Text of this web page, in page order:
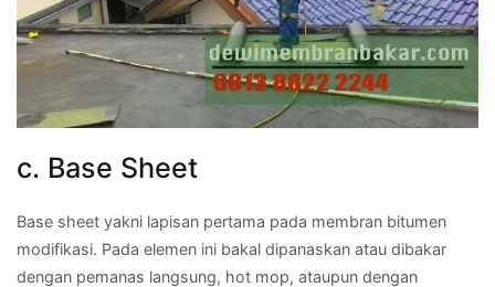
c. Base Sheet
Base sheet yakni lapisan pertama pada membran bitumen
modifikasi. Pada elemen ini bakal dipanaskan atau dibakar
dengan pemanas langsung, hot mop, ataupun dengan